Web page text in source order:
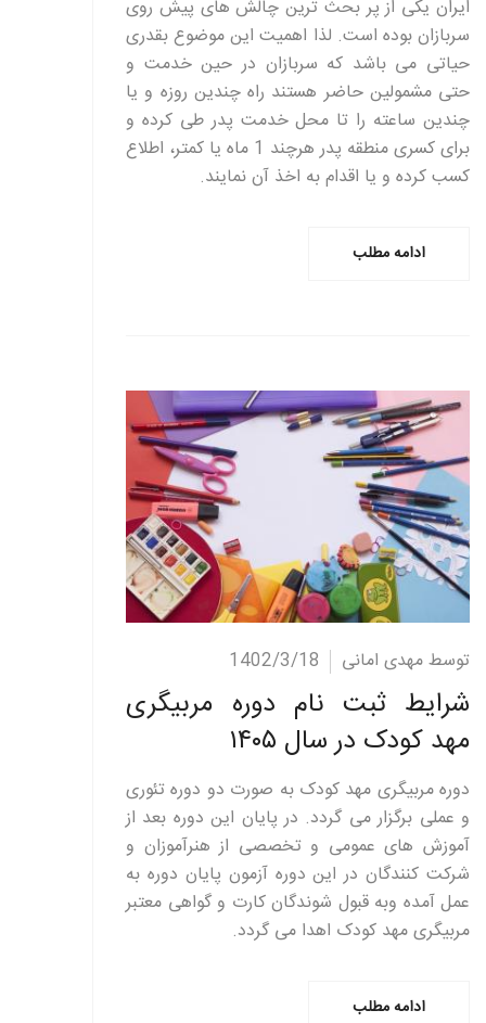
ایران یکی از پر بحث ترین چالش های پیش روی
سربازان بوده است. لذا اهمیت این موضوع بقدری
حیاتی می باشد که سربازان در حین خدمت و
حتی مشمولین حاضر هستند راه چندین روزه و یا
چندین ساعته را تا محل خدمت پدر طی کرده و
برای کسری منطقه پدر هرچند 1 ماه یا کمتر، اطلاع
کسب کرده و یا اقدام به اخذ آن نمایند.
ادامه مطلب
ادامه مطلب توسط مهدی امانی 1402/3/18
شرایط ثبت نام دوره مربیگری
مهد کودک در سال ۱۴۰۵
دوره مربیگری مهد کودک به صورت دو دوره تئوری
و عملی برگزار می گردد. در پایان این دوره بعد از
آموزش های عمومی و تخصصی از هنرآموزان و
شرکت کنندگان در این دوره آزمون پایان دوره به
عمل آمده وبه قبول شوندگان کارت و گواهی معتبر
مربیگری مهد کودک اهدا می گردد.
ادامه مطلب